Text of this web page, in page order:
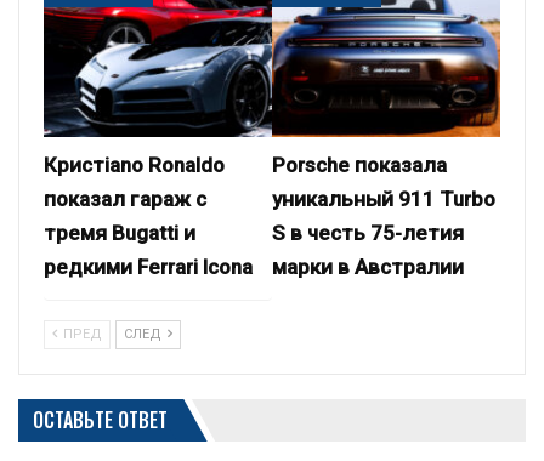
Кристiano Ronaldo
показал гараж с
тремя Bugatti и
редкими Ferrari Icona
Porsche показала
уникальный 911 Turbo
S в честь 75-летия
марки в Австралии
ПРЕД СЛЕД
ОСТАВЬТЕ ОТВЕТ